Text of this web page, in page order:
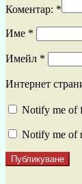
Коментар: *
Име *
Имейл *
Интернет
Notify me of
Notify me of